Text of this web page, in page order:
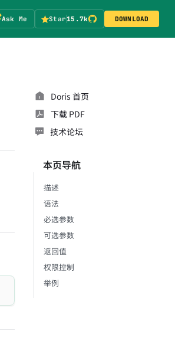
Ask Me Star15.7k DOWNLOAD
Doris 首页
下载 PDF
技术论坛
本页导航
描述
语法
必选参数
可选参数
返回值
权限控制
举例